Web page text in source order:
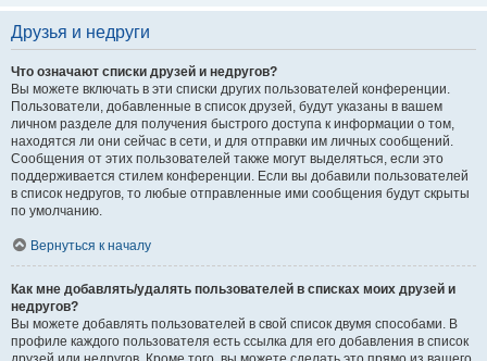
Друзья и недруги
Что означают списки друзей и недругов?
Вы можете включать в эти списки других пользователей конференции.
Пользователи, добавленные в список друзей, будут указаны в вашем
личном разделе для получения быстрого доступа к информации о том,
находятся ли они сейчас в сети, и для отправки им личных сообщений.
Сообщения от этих пользователей также могут выделяться, если это
поддерживается стилем конференции. Если вы добавили пользователей
в список недругов, то любые отправленные ими сообщения будут скрыты
по умолчанию.
Вернуться к началу
Как мне добавлять/удалять пользователей в списках моих друзей и
недругов?
Вы можете добавлять пользователей в свой список двумя способами. В
профиле каждого пользователя есть ссылка для его добавления в список